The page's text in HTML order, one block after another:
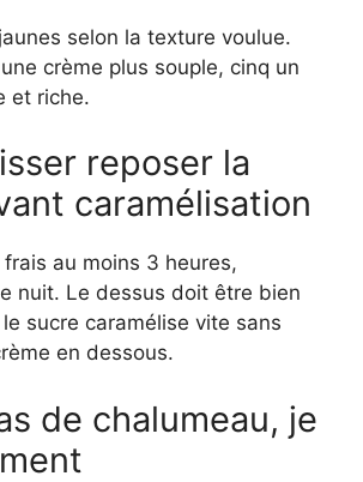
selon la texture voulue.
crème plus souple, cinq un
et riche.
reposer la
caramélisation
au moins 3 heures,
nuit. Le dessus doit être bien
sucre caramélise vite sans
en dessous.
de chalumeau, je